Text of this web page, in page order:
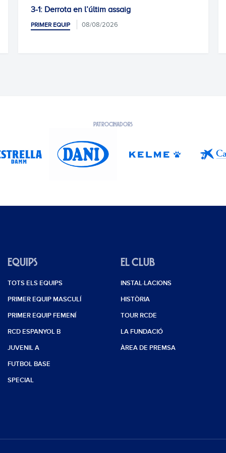
Zona Mixta I Roberto
PATROCINADORS
EQUIPS
TOTS ELS EQUIPS
PRIMER EQUIP MASCULÍ
PRIMER EQUIP FEMENÍ
RCD ESPANYOL B
JUVENIL A
FUTBOL BASE
SPECIAL
EL CLUB
INSTAL·LACIONS
HISTÒRIA
TOUR RCDE
LA FUNDACIÓ
ÀREA DE PREMSA